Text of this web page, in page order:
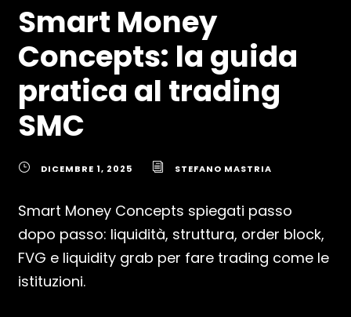
Smart Money
Concepts: la guida
pratica al trading
SMC
DICEMBRE 1, 2025 STEFANO MASTRIA
Smart Money Concepts spiegati passo
dopo passo: liquidità, struttura, order block,
FVG e liquidity grab per fare trading come le
istituzioni.